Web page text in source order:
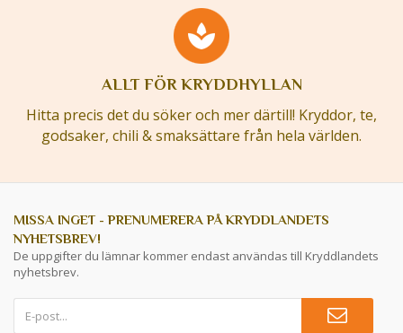
ALLT FÖR KRYDDHYLLAN
Hitta precis det du söker och mer därtill! Kryddor, te,
godsaker, chili & smaksättare från hela världen.
MISSA INGET - PRENUMERERA PÅ KRYDDLANDETS
NYHETSBREV!
De uppgifter du lämnar kommer endast användas till Kryddlandets
nyhetsbrev.